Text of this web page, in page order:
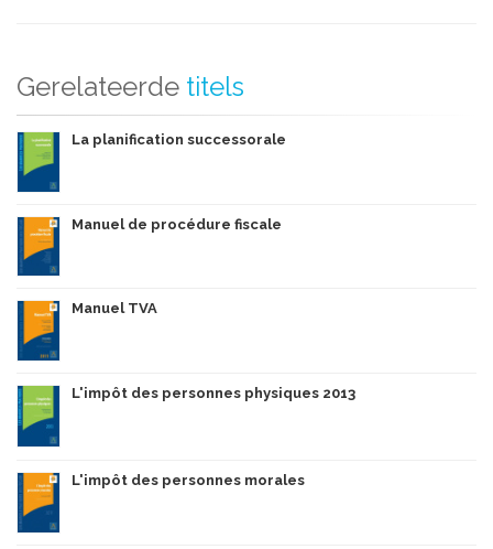
Gerelateerde titels
La planification successorale
Manuel de procédure fiscale
Manuel TVA
L'impôt des personnes physiques 2013
L'impôt des personnes morales